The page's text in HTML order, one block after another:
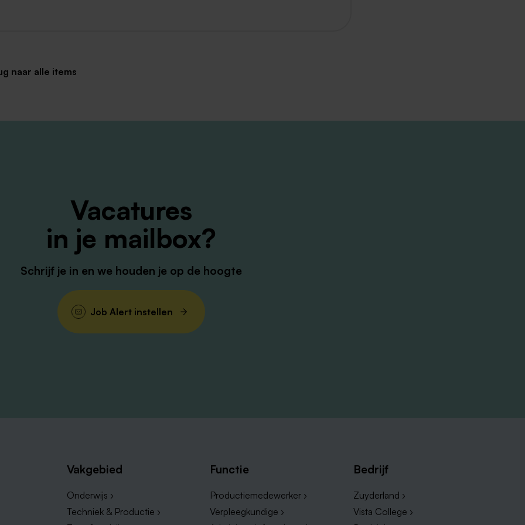
naar alle items
Vacatures
in je mailbox?
Schrijf je in en we houden je op de hoogte
Job Alert instellen
Vakgebied
Onderwijs ›
Techniek & Productie ›
Functie
Productiemedewerker ›
Verpleegkundige ›
Bedrijf
Zuyderland ›
Vista College ›